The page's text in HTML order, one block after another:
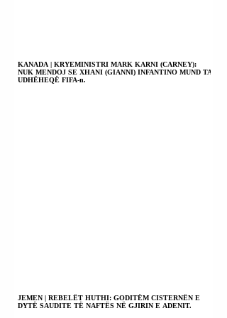
KANADA | KRYEMINISTRI MARK KARNI (CARNEY):
NUK MENDOJ SE XHANI (GIANNI) INFANTINO MUND TA
UDHËHEQË FIFA-n.
JEMEN | REBELËT HUTHI: GODITËM CISTERNËN E
DYTË SAUDITE TË NAFTËS NË GJIRIN E ADENIT.